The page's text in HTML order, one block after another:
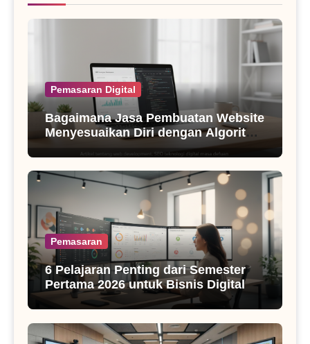
Pemasaran Digital
Bagaimana Jasa Pembuatan Website
Menyesuaikan Diri dengan Algoritma
SEO Masa Kini
Pemasaran
6 Pelajaran Penting dari Semester
Pertama 2026 untuk Bisnis Digital